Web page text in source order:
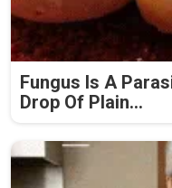
Fungus Is A
Drop Of Plain...